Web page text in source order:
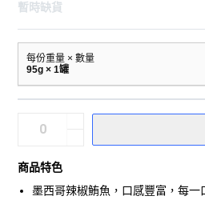
暫時缺貨
每份重量 × 數量
95g × 1罐
商品特色
墨西哥辣椒鮪魚，口感豐富，每